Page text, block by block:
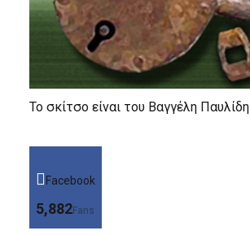
Το σκίτσο είναι του Βαγγέλη Παυλίδη
Facebook
5,882Fans